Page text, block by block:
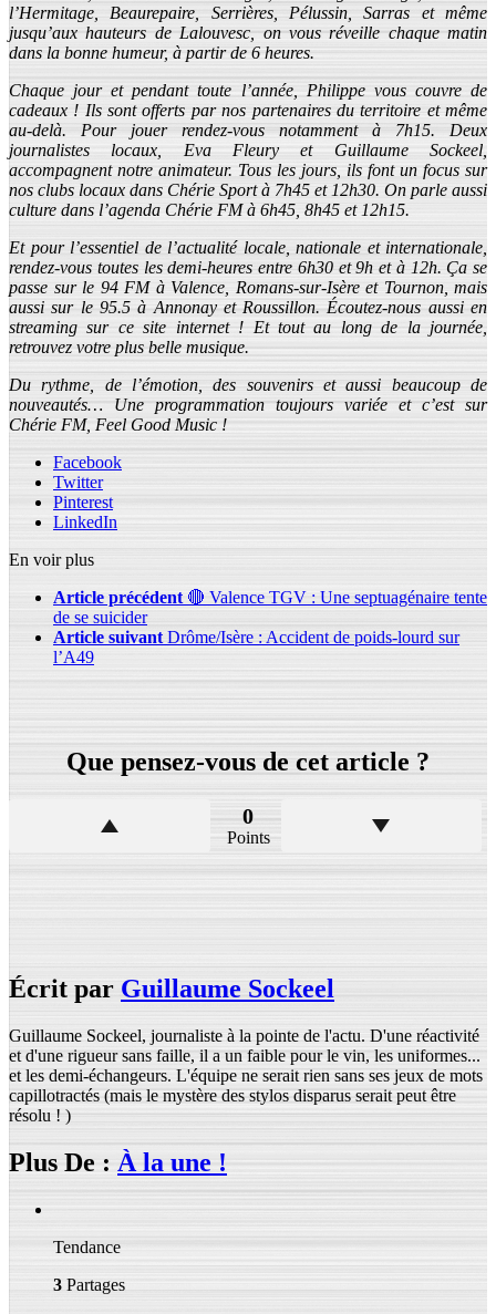
l’Hermitage, Beaurepaire, Serrières, Pélussin, Sarras et même
jusqu’aux hauteurs de Lalouvesc, on vous réveille chaque matin
dans la bonne humeur, à partir de 6 heures.
Chaque jour et pendant toute l’année, Philippe vous couvre de
cadeaux ! Ils sont offerts par nos partenaires du territoire et même
au-delà. Pour jouer rendez-vous notamment à 7h15. Deux
journalistes locaux, Eva Fleury et Guillaume Sockeel,
accompagnent notre animateur. Tous les jours, ils font un focus sur
nos clubs locaux dans Chérie Sport à 7h45 et 12h30. On parle aussi
culture dans l’agenda Chérie FM à 6h45, 8h45 et 12h15.
Et pour l’essentiel de l’actualité locale, nationale et internationale,
rendez-vous toutes les demi-heures entre 6h30 et 9h et à 12h. Ça se
passe sur le 94 FM à Valence, Romans-sur-Isère et Tournon, mais
aussi sur le 95.5 à Annonay et Roussillon. Écoutez-nous aussi en
streaming sur ce site internet ! Et tout au long de la journée,
retrouvez votre plus belle musique.
Du rythme, de l’émotion, des souvenirs et aussi beaucoup de
nouveautés… Une programmation toujours variée et c’est sur
Chérie FM, Feel Good Music !
Facebook
Twitter
Pinterest
LinkedIn
En voir plus
Article précédent 🔴 Valence TGV : Une septuagénaire tente
de se suicider
Article suivant Drôme/Isère : Accident de poids-lourd sur
l’A49
Que pensez-vous de cet article ?
0
Points
Écrit par Guillaume Sockeel
Guillaume Sockeel, journaliste à la pointe de l'actu. D'une réactivité
et d'une rigueur sans faille, il a un faible pour le vin, les uniformes...
et les demi-échangeurs. L'équipe ne serait rien sans ses jeux de mots
capillotractés (mais le mystère des stylos disparus serait peut être
résolu ! )
Plus De : À la une !
Tendance
3 Partages